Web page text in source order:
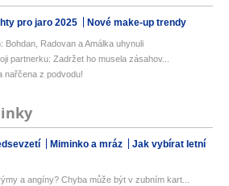
pro jaro 2025 Nové make-up trendy
Radovan a Amálka uhynuli
partnerku: Zadržet ho musela zásahov...
nařčena z podvodu!
Miminko a mráz
Jak vybírat letní
a angíny? Chyba může být v zubním kart...